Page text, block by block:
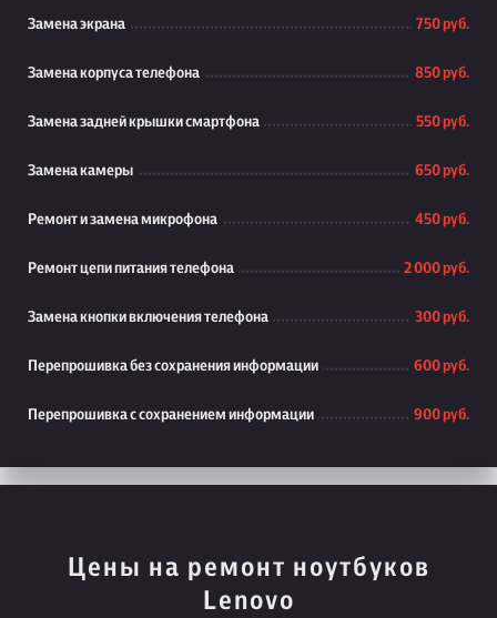
Замена экрана 750 руб.
Замена корпуса телефона 850 руб.
Замена задней крышки смартфона 550 руб.
Замена камеры 650 руб.
Ремонт и замена микрофона 450 руб.
Ремонт цепи питания телефона 2 000 руб.
Замена кнопки включения телефона 300 руб.
Перепрошивка без сохранения информации 600 руб.
Перепрошивка с сохранением информации 900 руб.
Цены на ремонт ноутбуков
Lenovo